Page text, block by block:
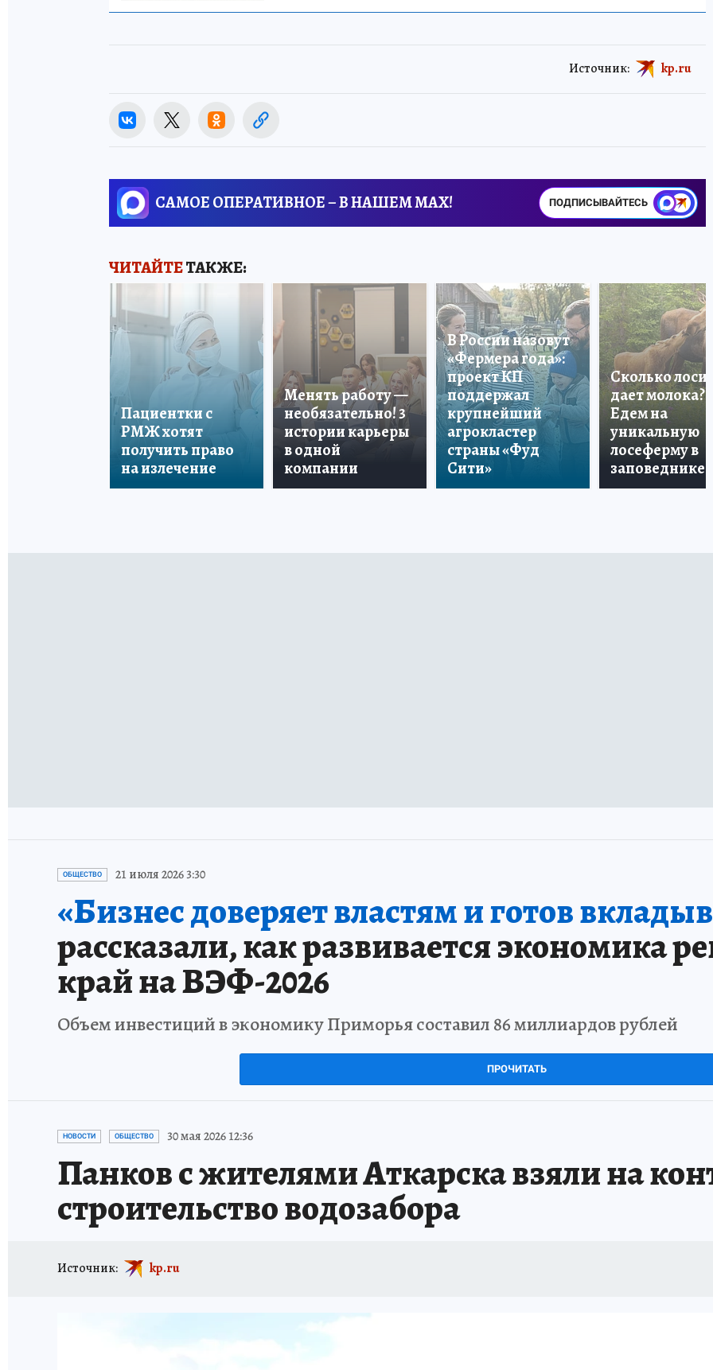
Источник: kp.ru
САМОЕ ОПЕРАТИВНОЕ – В НАШЕМ MAX! ПОДПИСЫВАЙТЕСЬ
ЧИТАЙТЕТАКЖЕ:
Пациентки с
РМЖ хотят
получить право
на излечение
Менять работу —
необязательно! 3
истории карьеры
в одной
компании
В России назовут
«Фермера года»:
проект КП
поддержал
крупнейший
агрокластер
страны «Фуд
Сити»
Сколько лосиха
дает молока?
Едем на
уникальную
лосеферму в
заповеднике!
ОБЩЕСТВО 21 июля 2026 3:30
«Бизнес доверяет властям и готов
рассказали, как развивается экономика
край на ВЭФ-2026
Объем инвестиций в экономику Приморья составил 86 миллиардов рублей
ПРОЧИТАТЬ
НОВОСТИ ОБЩЕСТВО 30 мая 2026 12:36
Панков с жителями Аткарска взяли на
строительство водозабора
Источник: kp.ru